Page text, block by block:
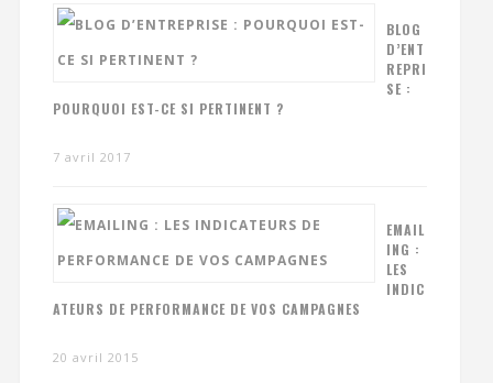
BLOG
D’ENT
REPRI
SE :
POURQUOI EST-CE SI PERTINENT ?
7 avril 2017
EMAIL
ING :
LES
INDIC
ATEURS DE PERFORMANCE DE VOS CAMPAGNES
20 avril 2015